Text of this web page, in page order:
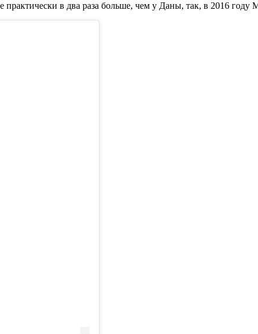
в два раза больше, чем у Даны, так, в 2016